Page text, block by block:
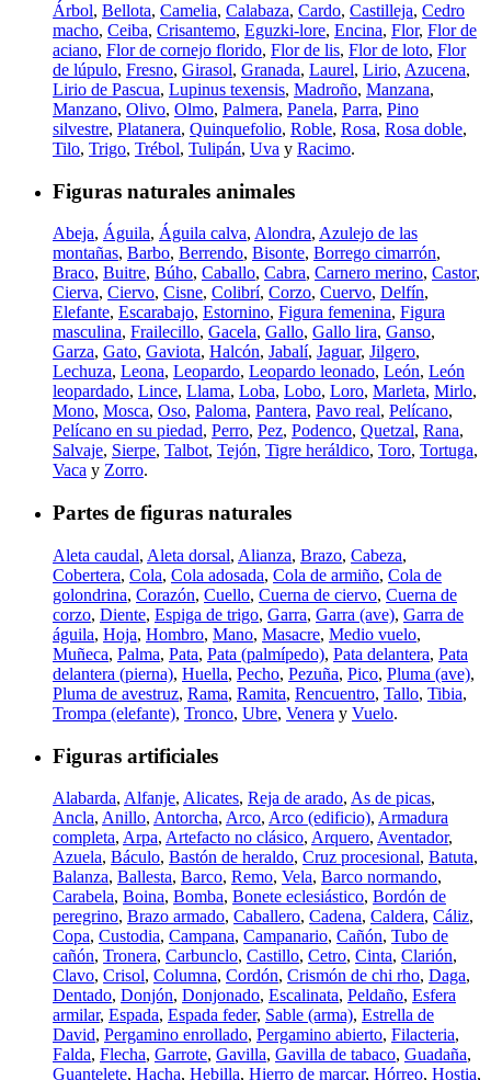
Árbol, Bellota, Camelia, Calabaza, Cardo, Castilleja, Cedro
macho, Ceiba, Crisantemo, Eguzki-lore, Encina, Flor, Flor de
aciano, Flor de cornejo florido, Flor de lis, Flor de loto, Flor
de lúpulo, Fresno, Girasol, Granada, Laurel, Lirio, Azucena,
Lirio de Pascua, Lupinus texensis, Madroño, Manzana,
Manzano, Olivo, Olmo, Palmera, Panela, Parra, Pino
silvestre, Platanera, Quinquefolio, Roble, Rosa, Rosa doble,
Tilo, Trigo, Trébol, Tulipán, Uva y Racimo.
Figuras naturales animales
Abeja, Águila, Águila calva, Alondra, Azulejo de las
montañas, Barbo, Berrendo, Bisonte, Borrego cimarrón,
Braco, Buitre, Búho, Caballo, Cabra, Carnero merino, Castor,
Cierva, Ciervo, Cisne, Colibrí, Corzo, Cuervo, Delfín,
Elefante, Escarabajo, Estornino, Figura femenina, Figura
masculina, Frailecillo, Gacela, Gallo, Gallo lira, Ganso,
Garza, Gato, Gaviota, Halcón, Jabalí, Jaguar, Jilgero,
Lechuza, Leona, Leopardo, Leopardo leonado, León, León
leopardado, Lince, Llama, Loba, Lobo, Loro, Marleta, Mirlo,
Mono, Mosca, Oso, Paloma, Pantera, Pavo real, Pelícano,
Pelícano en su piedad, Perro, Pez, Podenco, Quetzal, Rana,
Salvaje, Sierpe, Talbot, Tejón, Tigre heráldico, Toro, Tortuga,
Vaca y Zorro.
Partes de figuras naturales
Aleta caudal, Aleta dorsal, Alianza, Brazo, Cabeza,
Cobertera, Cola, Cola adosada, Cola de armiño, Cola de
golondrina, Corazón, Cuello, Cuerna de ciervo, Cuerna de
corzo, Diente, Espiga de trigo, Garra, Garra (ave), Garra de
águila, Hoja, Hombro, Mano, Masacre, Medio vuelo,
Muñeca, Palma, Pata, Pata (palmípedo), Pata delantera, Pata
delantera (pierna), Huella, Pecho, Pezuña, Pico, Pluma (ave),
Pluma de avestruz, Rama, Ramita, Rencuentro, Tallo, Tibia,
Trompa (elefante), Tronco, Ubre, Venera y Vuelo.
Figuras artificiales
Alabarda, Alfanje, Alicates, Reja de arado, As de picas,
Ancla, Anillo, Antorcha, Arco, Arco (edificio), Armadura
completa, Arpa, Artefacto no clásico, Arquero, Aventador,
Azuela, Báculo, Bastón de heraldo, Cruz procesional, Batuta,
Balanza, Ballesta, Barco, Remo, Vela, Barco normando,
Carabela, Boina, Bomba, Bonete eclesiástico, Bordón de
peregrino, Brazo armado, Caballero, Cadena, Caldera, Cáliz,
Copa, Custodia, Campana, Campanario, Cañón, Tubo de
cañón, Tronera, Carbunclo, Castillo, Cetro, Cinta, Clarión,
Clavo, Crisol, Columna, Cordón, Crismón de chi rho, Daga,
Dentado, Donjón, Donjonado, Escalinata, Peldaño, Esfera
armilar, Espada, Espada feder, Sable (arma), Estrella de
David, Pergamino enrollado, Pergamino abierto, Filacteria,
Falda, Flecha, Garrote, Gavilla, Gavilla de tabaco, Guadaña,
Guantelete, Hacha, Hebilla, Hierro de marcar, Hórreo, Hostia,